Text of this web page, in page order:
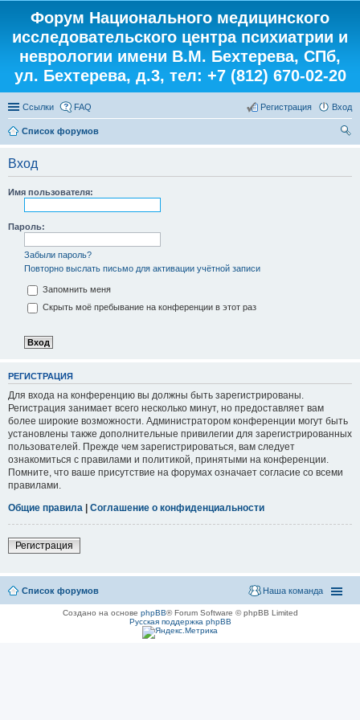
Форум Национального медицинского
исследовательского центра психиатрии и
неврологии имени В.М. Бехтерева, СПб,
ул. Бехтерева, д.3, тел: +7 (812) 670-02-20
Ссылки FAQ Вход
Регистрация
Список форумов
Вход
Имя пользователя:
Пароль:
Забыли пароль?
Повторно выслать письмо для активации учётной записи
Запомнить меня
Скрыть моё пребывание на конференции в этот раз
РЕГИСТРАЦИЯ
Для входа на конференцию вы должны быть зарегистрированы.
Регистрация занимает всего несколько минут, но предоставляет вам
более широкие возможности. Администратором конференции могут быть
установлены также дополнительные привилегии для зарегистрированных
пользователей. Прежде чем зарегистрироваться, вам следует
ознакомиться с правилами и политикой, принятыми на конференции.
Помните, что ваше присутствие на форумах означает согласие со всеми
правилами.
Общие правила | Соглашение о конфиденциальности
Регистрация
Список форумов Наша команда
Создано на основе phpBB® Forum Software © phpBB Limited
Русская поддержка phpBB